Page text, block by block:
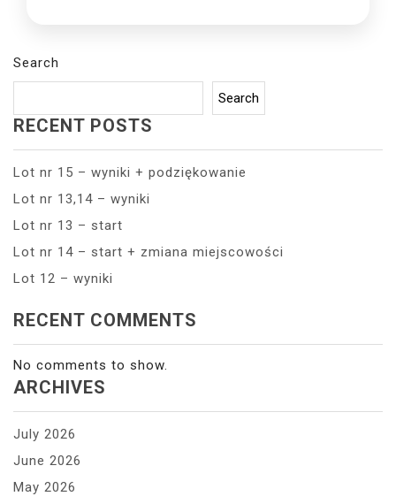
Search
Search
RECENT POSTS
Lot nr 15 – wyniki + podziękowanie
Lot nr 13,14 – wyniki
Lot nr 13 – start
Lot nr 14 – start + zmiana miejscowości
Lot 12 – wyniki
RECENT COMMENTS
No comments to show.
ARCHIVES
July 2026
June 2026
May 2026